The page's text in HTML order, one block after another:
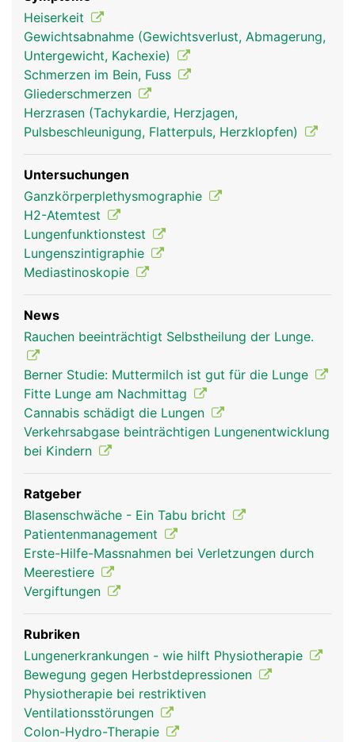
(Brustfell). Der feine Spalt zwischen ist mit einer
geringen Menge Flüssigkeit gefüllt, sodass sich die
Lunge beim Atmen reibungslos dehnen und
zusammenziehen kann.
Lunge Frau Lunge Mann
Heiserkeit
Gewichtsabnahme (Gewichtsverlust, Abmagerung,
Untergewicht, Kachexie)
Schmerzen im Bein, Fuss
Gliederschmerzen
Herzrasen (Tachykardie, Herzjagen,
Pulsbeschleunigung, Flatterpuls, Herzklopfen)
Untersuchungen
Ganzkörperplethysmographie
H2-Atemtest
Lungenfunktionstest
Lungenszintigraphie
Mediastinoskopie
News
Rauchen beeinträchtigt Selbstheilung der Lunge.
Berner Studie: Muttermilch ist gut für die Lunge
Fitte Lunge am Nachmittag
Cannabis schädigt die Lungen
Verkehrsabgase beinträchtigen Lungenentwicklung
bei Kindern
Ratgeber
Blasenschwäche - Ein Tabu bricht
Patientenmanagement
Erste-Hilfe-Massnahmen bei Verletzungen durch
Meerestiere
Vergiftungen
Rubriken
Lungenerkrankungen - wie hilft Physiotherapie
Bewegung gegen Herbstdepressionen
Physiotherapie bei restriktiven
Ventilationsstörungen
Colon-Hydro-Therapie